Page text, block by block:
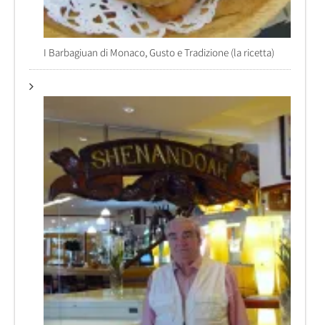
I Barbagiuan di Monaco, Gusto e Tradizione (la ricetta)